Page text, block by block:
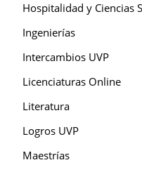
Hospitalidad y Ciencias
Ingenierías
Intercambios UVP
Licenciaturas Online
Literatura
Logros UVP
Maestrías